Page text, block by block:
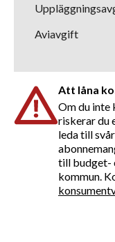
Aviavgift
Att låna
Om du inte
riskerar du
leda till
till budget-
kommun.